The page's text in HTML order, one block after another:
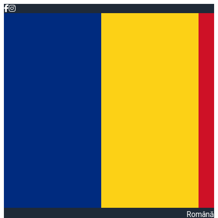
Română